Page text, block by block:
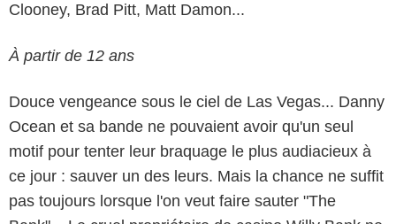
Clooney, Brad Pitt, Matt Damon...
À partir de 12 ans
Douce vengeance sous le ciel de Las Vegas... Danny
Ocean et sa bande ne pouvaient avoir qu'un seul
motif pour tenter leur braquage le plus audiacieux à
ce jour : sauver un des leurs. Mais la chance ne suffit
pas toujours lorsque l'on veut faire sauter "The